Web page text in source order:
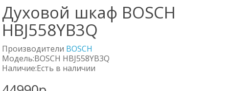
Духовой шкаф BOSCH
HBJ558YB3Q
Производители BOSСH
Модель:BOSCH HBJ558YB3Q
Наличие:Есть в наличии